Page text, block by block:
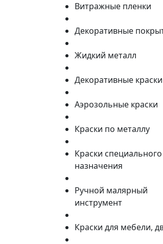
Витражные пленки
Декоративные
Жидкий металл
Декоративные краски
Аэрозольные краски
Краски по металлу
Краски специального
назначения
Ручной малярный
инструмент
Краски для мебели,